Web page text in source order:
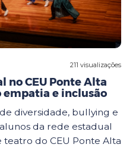
211 visualizações
no CEU Ponte Alta
empatia e inclusão
diversidade, bullying e
da rede estadual
teatro do CEU Ponte Alta